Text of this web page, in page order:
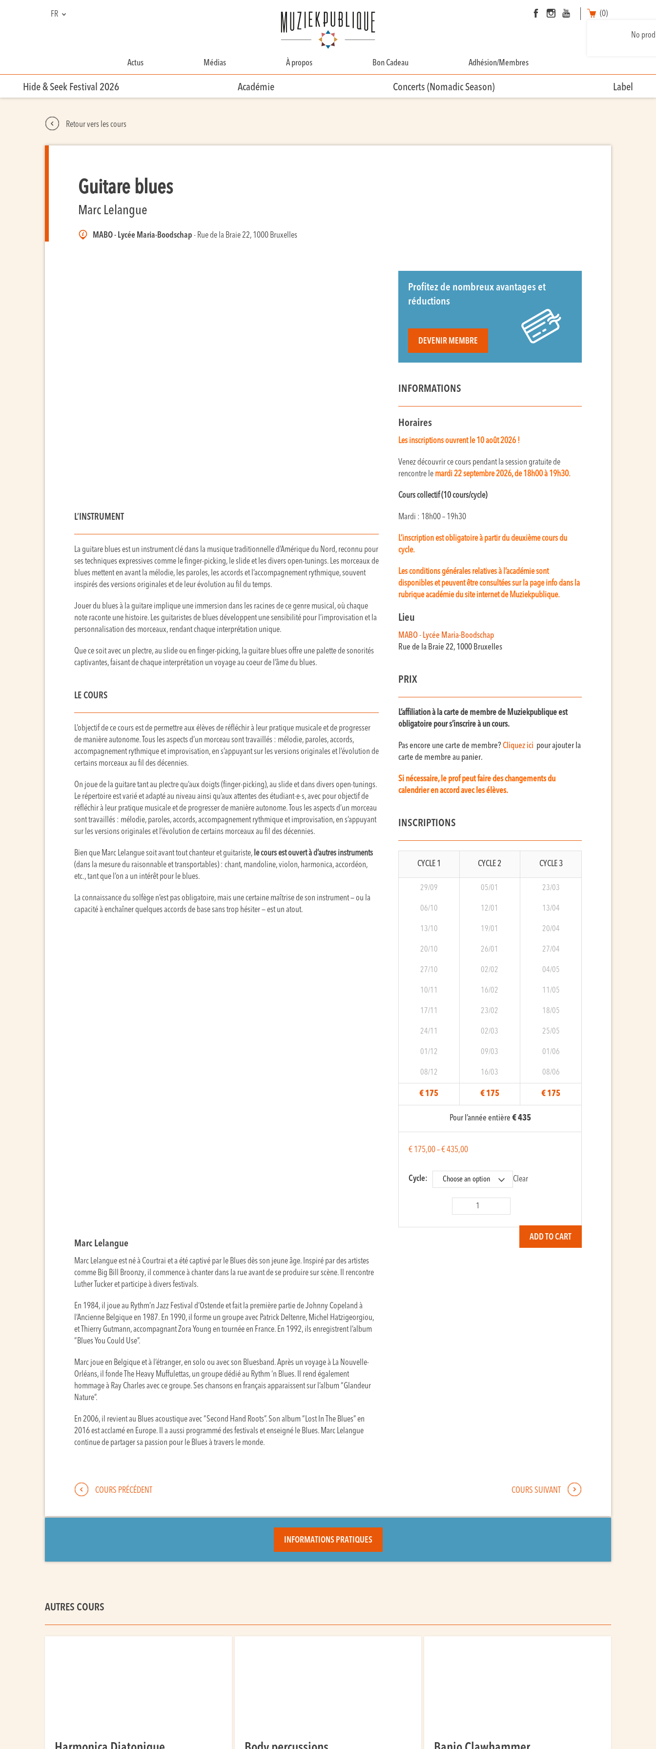
FR
(0)
No
Actus Médias À propos
Contact
Bon Cadeau Adhésion/Membres
Hide & Seek Festival 2026 Académie Concerts (Nomadic Season) Label
Retour vers les cours
Guitare blues
Marc Lelangue
MABO - Lycée Maria-Boodschap - Rue de la Braie 22, 1000 Bruxelles
L’INSTRUMENT
La guitare blues est un instrument clé dans la musique traditionnelle d’Amérique du Nord, reconnu pour
ses techniques expressives comme le finger-picking, le slide et les divers open-tunings. Les morceaux de
blues mettent en avant la mélodie, les paroles, les accords et l’accompagnement rythmique, souvent
inspirés des versions originales et de leur évolution au fil du temps.
Jouer du blues à la guitare implique une immersion dans les racines de ce genre musical, où chaque
note raconte une histoire. Les guitaristes de blues développent une sensibilité pour l’improvisation et la
personnalisation des morceaux, rendant chaque interprétation unique.
Que ce soit avec un plectre, au slide ou en finger-picking, la guitare blues offre une palette de sonorités
captivantes, faisant de chaque interprétation un voyage au coeur de l’âme du blues.
LE COURS
L’objectif de ce cours est de permettre aux élèves de réfléchir à leur pratique musicale et de progresser
de manière autonome. Tous les aspects d’un morceau sont travaillés : mélodie, paroles, accords,
accompagnement rythmique et improvisation, en s’appuyant sur les versions originales et l’évolution de
certains morceaux au fil des décennies.
On joue de la guitare tant au plectre qu’aux doigts (finger-picking), au slide et dans divers open-tunings.
Le répertoire est varié et adapté au niveau ainsi qu’aux attentes des étudiant·e·s, avec pour objectif de
réfléchir à leur pratique musicale et de progresser de manière autonome. Tous les aspects d’un morceau
sont travaillés : mélodie, paroles, accords, accompagnement rythmique et improvisation, en s’appuyant
sur les versions originales et l’évolution de certains morceaux au fil des décennies.
Bien que Marc Lelangue soit avant tout chanteur et guitariste, le cours est ouvert à d’autres instruments
(dans la mesure du raisonnable et transportables) : chant, mandoline, violon, harmonica, accordéon,
etc., tant que l’on a un intérêt pour le blues.
La connaissance du solfège n’est pas obligatoire, mais une certaine maîtrise de son instrument — ou la
capacité à enchaîner quelques accords de base sans trop hésiter — est un atout.
Marc Lelangue
Marc Lelangue est né à Courtrai et a été captivé par le Blues dès son jeune âge. Inspiré par des artistes
comme Big Bill Broonzy, il commence à chanter dans la rue avant de se produire sur scène. Il rencontre
Luther Tucker et participe à divers festivals.
En 1984, il joue au Rythm’n Jazz Festival d’Ostende et fait la première partie de Johnny Copeland à
l’Ancienne Belgique en 1987. En 1990, il forme un groupe avec Patrick Deltenre, Michel Hatzigeorgiou,
et Thierry Gutmann, accompagnant Zora Young en tournée en France. En 1992, ils enregistrent l’album
“Blues You Could Use”.
Marc joue en Belgique et à l’étranger, en solo ou avec son Bluesband. Après un voyage à La Nouvelle-
Orléans, il fonde The Heavy Muffulettas, un groupe dédié au Rythm ‘n Blues. Il rend également
hommage à Ray Charles avec ce groupe. Ses chansons en français apparaissent sur l’album “Glandeur
Nature”.
En 2006, il revient au Blues acoustique avec “Second Hand Roots”. Son album “Lost In The Blues” en
2016 est acclamé en Europe. Il a aussi programmé des festivals et enseigné le Blues. Marc Lelangue
continue de partager sa passion pour le Blues à travers le monde.
Profitez de nombreux avantages et
réductions
DEVENIR MEMBRE
INFORMATIONS
Horaires
Les inscriptions ouvrent le 10 août 2026 !
Venez découvrir ce cours pendant la session gratuite de
rencontre le mardi 22 septembre 2026, de 18h00 à 19h30.
Cours collectif (10 cours/cycle)
Mardi : 18h00 – 19h30
L’inscription est obligatoire à partir du deuxième cours du
cycle.
Les conditions générales relatives à l’académie sont
disponibles et peuvent être consultées sur la page info dans la
rubrique académie du site internet de Muziekpublique.
Lieu
MABO - Lycée Maria-Boodschap
Rue de la Braie 22, 1000 Bruxelles
PRIX
L’affiliation à la carte de membre de Muziekpublique est
obligatoire pour s’inscrire à un cours.
Pas encore une carte de membre?Cliquez ici pour ajouter la
carte de membre au panier.
Si nécessaire, le prof peut faire des changements du
calendrier en accord avec les élèves.
INSCRIPTIONS
CYCLE 1
29/09
06/10
13/10
20/10
27/10
10/11
17/11
24/11
01/12
08/12
€ 175
CYCLE 2
05/01
12/01
19/01
26/01
02/02
16/02
23/02
02/03
09/03
16/03
€ 175
CYCLE 3
23/03
13/04
20/04
27/04
04/05
11/05
18/05
25/05
01/06
08/06
€ 175
Pour l’année entière € 435
€ 175,00–€435,00
Cycle: Clear
ADD TO CART
COURS PRÉCÉDENT COURS SUIVANT
INFORMATIONS PRATIQUES
AUTRES COURS